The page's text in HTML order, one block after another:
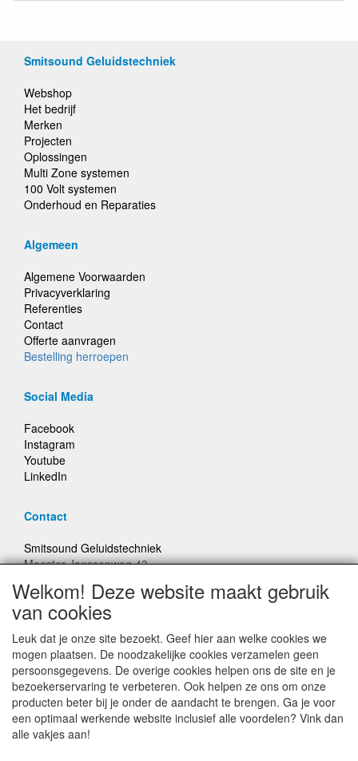
Smitsound Geluidstechniek
Webshop
Het bedrijf
Merken
Projecten
Oplossingen
Multi Zone systemen
100 Volt systemen
Onderhoud en Reparaties
Algemeen
Algemene Voorwaarden
Privacyverklaring
Referenties
Contact
Offerte aanvragen
Bestelling herroepen
Social Media
Facebook
Instagram
Youtube
LinkedIn
Contact
Smitsound Geluidstechniek
Meester Janssenweg 43
E-mail: info@smitsound.nl
Telefoon: +31-(0)6-22256322
Bestellingen binnen Nederland, ongeacht gewicht, verstuurd
voor € 6,95
Prijzen inclusief 21% BTW, tenzij anders vermeldt
Welkom! Deze website maakt gebruik
van cookies
Leuk dat je onze site bezoekt. Geef hier aan welke cookies we
mogen plaatsen. De noodzakelijke cookies verzamelen geen
persoonsgegevens. De overige cookies helpen ons de site en je
bezoekerservaring te verbeteren. Ook helpen ze ons om onze
producten beter bij je onder de aandacht te brengen. Ga je voor
een optimaal werkende website inclusief alle voordelen? Vink dan
alle vakjes aan!